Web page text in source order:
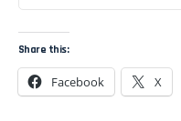
Share this:
Facebook X